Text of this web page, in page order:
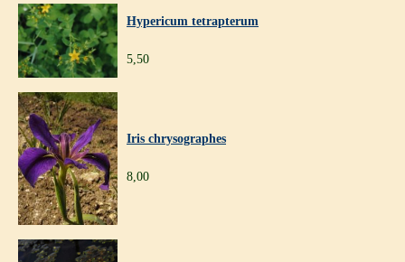
Hypericum tetrapterum
5,50
Iris chrysographes
8,00